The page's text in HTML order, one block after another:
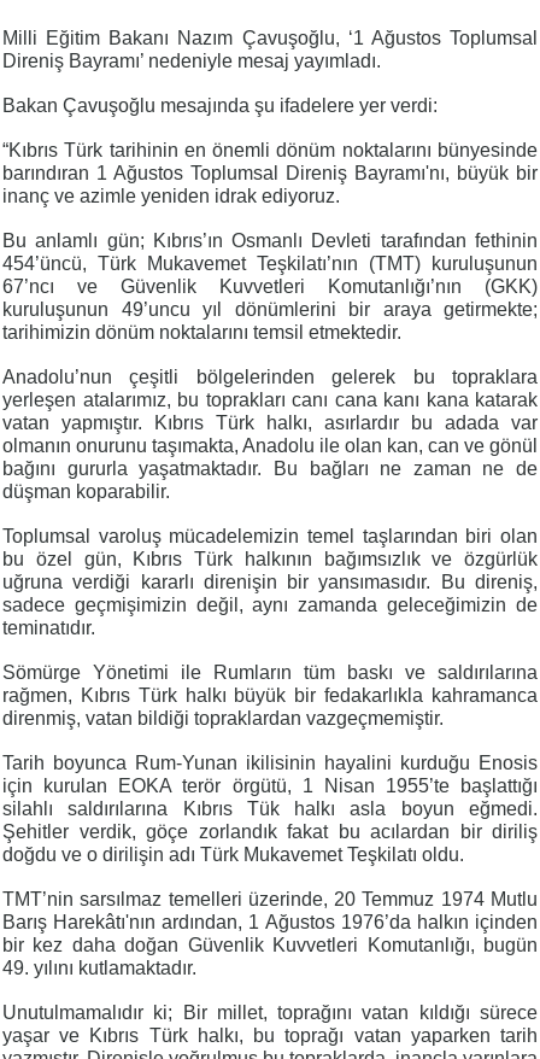
Milli Eğitim Bakanı Nazım Çavuşoğlu, ‘1 Ağustos Toplumsal
Direniş Bayramı’ nedeniyle mesaj yayımladı.
Bakan Çavuşoğlu mesajında şu ifadelere yer verdi:
“Kıbrıs Türk tarihinin en önemli dönüm noktalarını bünyesinde
barındıran 1 Ağustos Toplumsal Direniş Bayramı'nı, büyük bir
inanç ve azimle yeniden idrak ediyoruz.
Bu anlamlı gün; Kıbrıs’ın Osmanlı Devleti tarafından fethinin
454’üncü, Türk Mukavemet Teşkilatı’nın (TMT) kuruluşunun
67’ncı ve Güvenlik Kuvvetleri Komutanlığı’nın (GKK)
kuruluşunun 49’uncu yıl dönümlerini bir araya getirmekte;
tarihimizin dönüm noktalarını temsil etmektedir.
Anadolu’nun çeşitli bölgelerinden gelerek bu topraklara
yerleşen atalarımız, bu toprakları canı cana kanı kana katarak
vatan yapmıştır. Kıbrıs Türk halkı, asırlardır bu adada var
olmanın onurunu taşımakta, Anadolu ile olan kan, can ve gönül
bağını gururla yaşatmaktadır. Bu bağları ne zaman ne de
düşman koparabilir.
Toplumsal varoluş mücadelemizin temel taşlarından biri olan
bu özel gün, Kıbrıs Türk halkının bağımsızlık ve özgürlük
uğruna verdiği kararlı direnişin bir yansımasıdır. Bu direniş,
sadece geçmişimizin değil, aynı zamanda geleceğimizin de
teminatıdır.
Sömürge Yönetimi ile Rumların tüm baskı ve saldırılarına
rağmen, Kıbrıs Türk halkı büyük bir fedakarlıkla kahramanca
direnmiş, vatan bildiği topraklardan vazgeçmemiştir.
Tarih boyunca Rum-Yunan ikilisinin hayalini kurduğu Enosis
için kurulan EOKA terör örgütü, 1 Nisan 1955’te başlattığı
silahlı saldırılarına Kıbrıs Tük halkı asla boyun eğmedi.
Şehitler verdik, göçe zorlandık fakat bu acılardan bir diriliş
doğdu ve o dirilişin adı Türk Mukavemet Teşkilatı oldu.
TMT’nin sarsılmaz temelleri üzerinde, 20 Temmuz 1974 Mutlu
Barış Harekâtı'nın ardından, 1 Ağustos 1976’da halkın içinden
bir kez daha doğan Güvenlik Kuvvetleri Komutanlığı, bugün
49. yılını kutlamaktadır.
Unutulmamalıdır ki; Bir millet, toprağını vatan kıldığı sürece
yaşar ve Kıbrıs Türk halkı, bu toprağı vatan yaparken tarih